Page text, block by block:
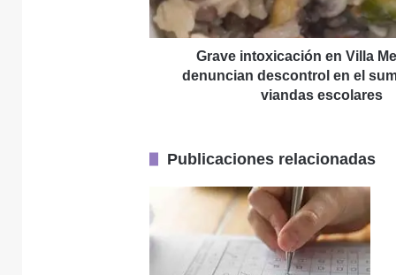
28 julio, 2026
28 julio, 2026
28 julio, 2026
en
el
suministroGrave intoxicación en Villa
denuncian descontrol en el
viandas escolares
Publicaciones relacionadas